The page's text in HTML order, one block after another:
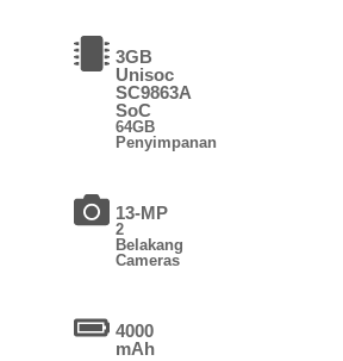
3GB
Unisoc
SC9863A
SoC
64GB
Penyimpanan
13-MP
2
Belakang
Cameras
4000
mAh